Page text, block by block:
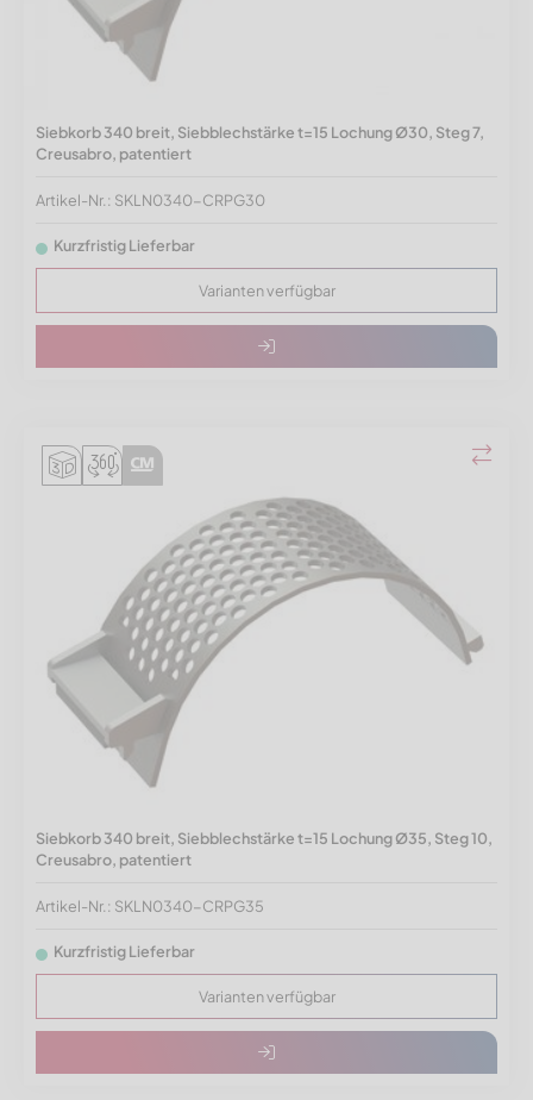
Siebkorb 340 breit, Siebblechstärke t=15 Lochung Ø30, Steg 7,
Creusabro, patentiert
Artikel-Nr.: SKLN0340-CRPG30
Kurzfristig Lieferbar
Varianten verfügbar
Siebkorb 340 breit, Siebblechstärke t=15 Lochung Ø35, Steg 10,
Creusabro, patentiert
Artikel-Nr.: SKLN0340-CRPG35
Kurzfristig Lieferbar
Varianten verfügbar